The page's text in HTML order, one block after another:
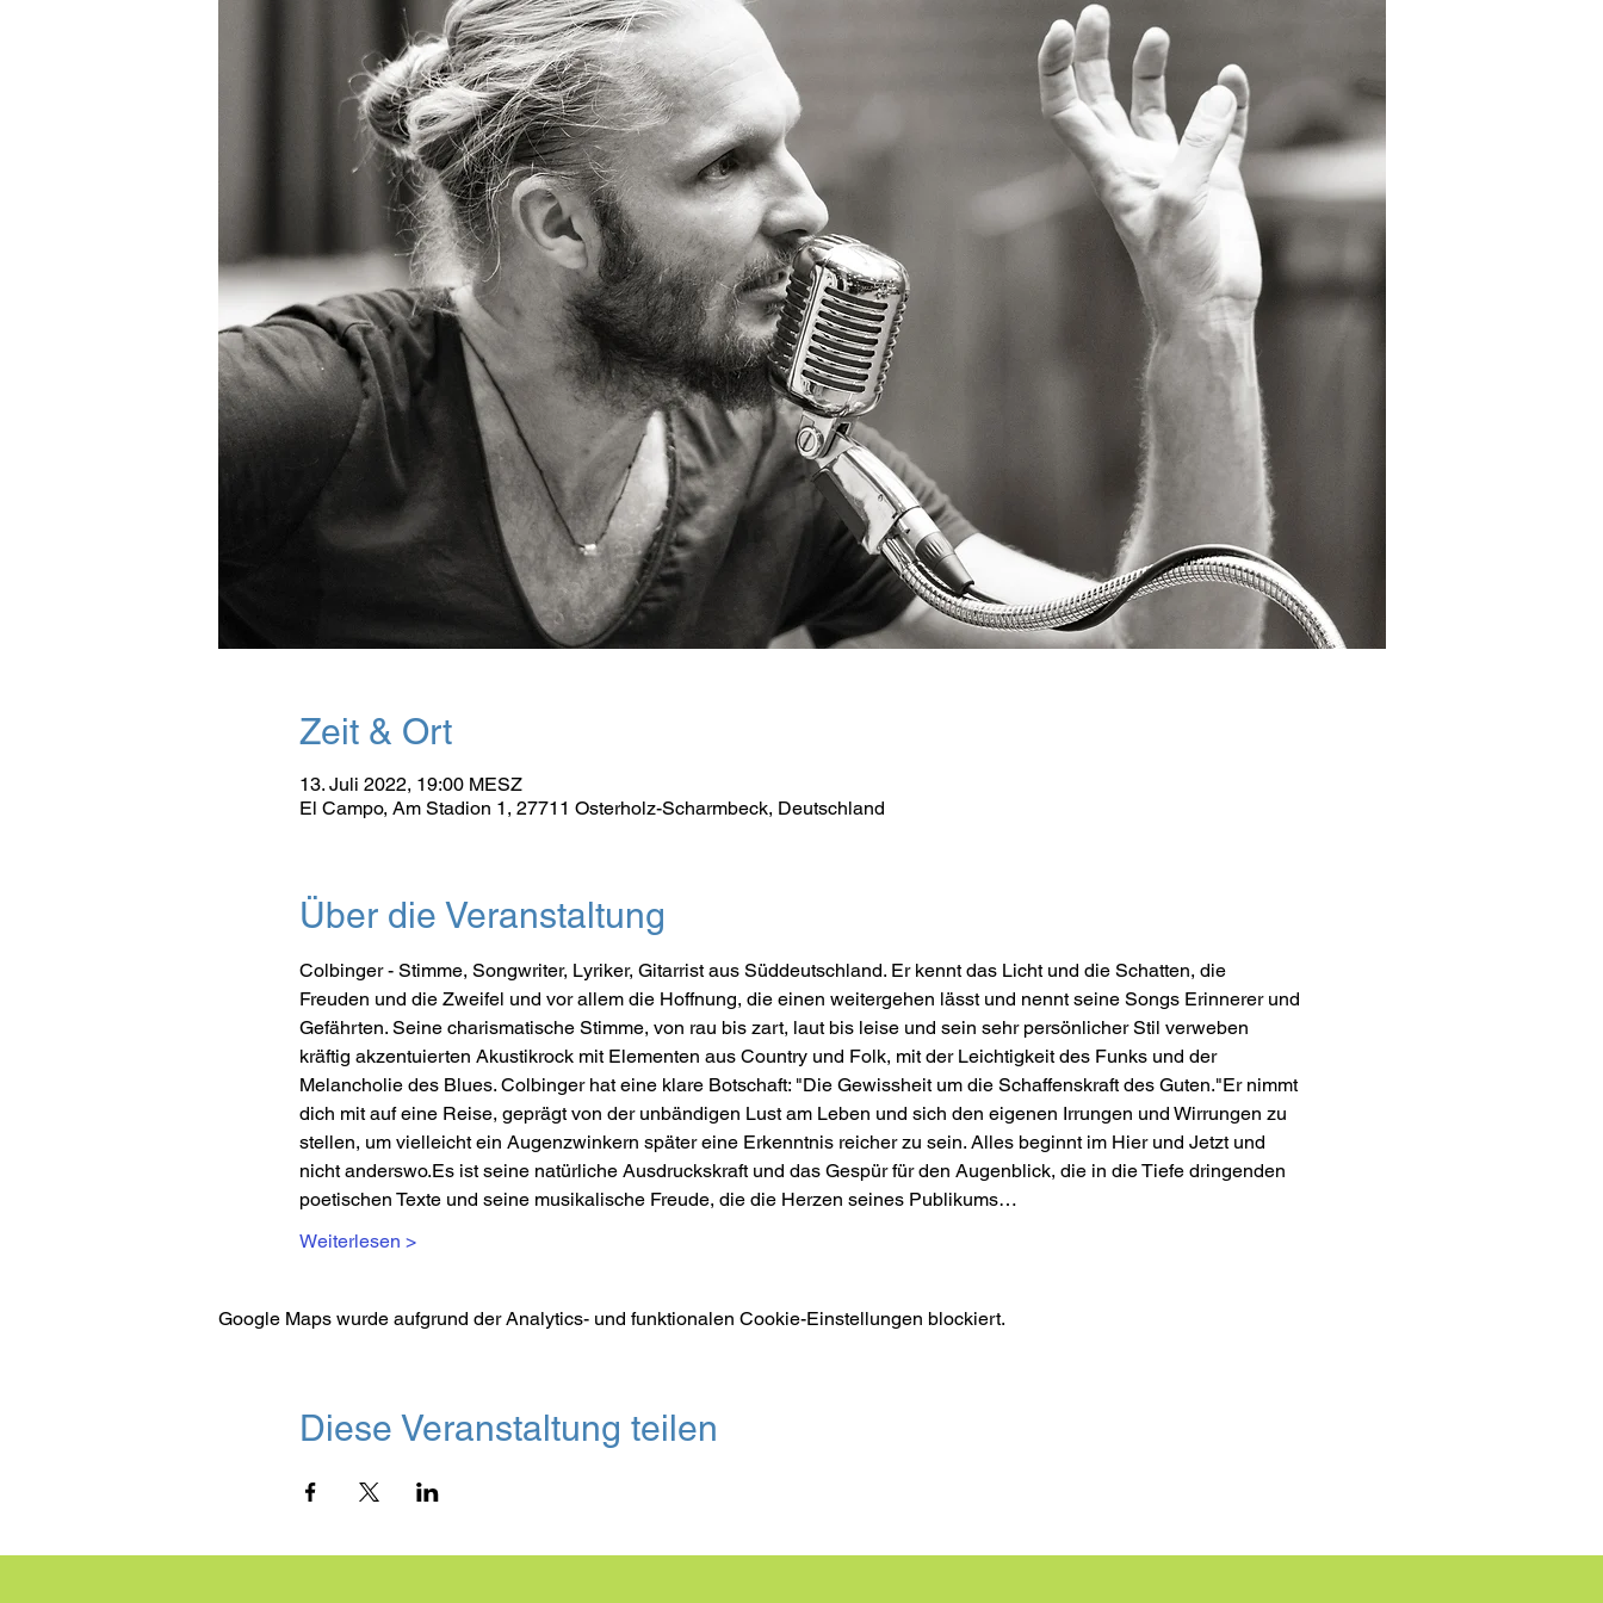
Zeit & Ort
13. Juli 2022, 19:00 MESZ
El Campo, Am Stadion 1, 27711 Osterholz-Scharmbeck, Deutschland
Über die Veranstaltung
Colbinger - Stimme, Songwriter, Lyriker, Gitarrist aus Süddeutschland. Er kennt das Licht und die Schatten, die
Freuden und die Zweifel und vor allem die Hoffnung, die einen weitergehen lässt und nennt seine Songs Erinnerer und
Gefährten. Seine charismatische Stimme, von rau bis zart, laut bis leise und sein sehr persönlicher Stil verweben
kräftig akzentuierten Akustikrock mit Elementen aus Country und Folk, mit der Leichtigkeit des Funks und der
Melancholie des Blues. Colbinger hat eine klare Botschaft: "Die Gewissheit um die Schaffenskraft des Guten."Er nimmt
dich mit auf eine Reise, geprägt von der unbändigen Lust am Leben und sich den eigenen Irrungen und Wirrungen zu
stellen, um vielleicht ein Augenzwinkern später eine Erkenntnis reicher zu sein. Alles beginnt im Hier und Jetzt und
nicht anderswo.Es ist seine natürliche Ausdruckskraft und das Gespür für den Augenblick, die in die Tiefe dringenden
poetischen Texte und seine musikalische Freude, die die Herzen seines Publikums…
Weiterlesen >
Google Maps wurde aufgrund der Analytics- und funktionalen Cookie-Einstellungen blockiert.
Diese Veranstaltung teilen